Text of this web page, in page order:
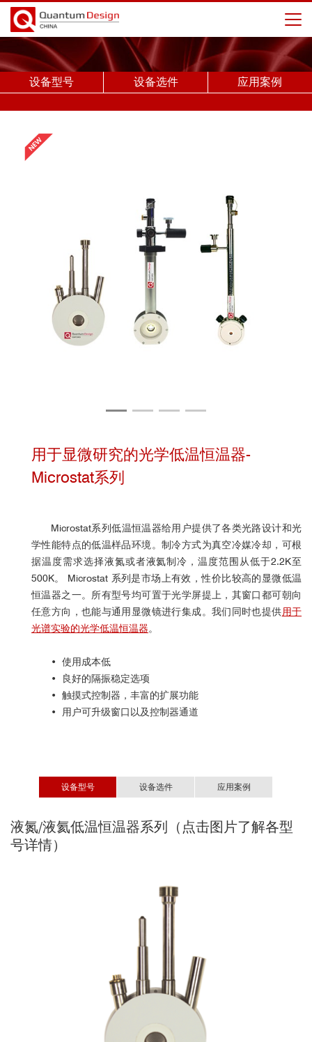
设备型号 设备选件 应用案例
用于显微研究的光学低温恒温器-
Microstat系列
Microstat系列低温恒温器给用户提供了各类光路设计和光
学性能特点的低温样品环境。制冷方式为真空冷媒冷却，可根
据温度需求选择液氮或者液氦制冷，温度范围从低于2.2K至
500K。 Microstat 系列是市场上有效，性价比较高的显微低温
恒温器之一。所有型号均可置于光学屏提上，其窗口都可朝向
任意方向，也能与通用显微镜进行集成。 我们同时也提供用于
光谱实验的光学低温恒温器。
• 使用成本低
• 良好的隔振稳定选项
• 触摸式控制器，丰富的扩展功能
• 用户可升级窗口以及控制器通道
设备型号 设备选件 应用案例
液氮/液氦低温恒温器系列（点击图片了解各型
号详情）
Mercury智能温控器
紫外-可见光谱
紫外-可见光谱或UV/VIS指的是在紫外到可见波段的吸收和反射谱研
于紫外-可见波段的SpectrosilB/WF。